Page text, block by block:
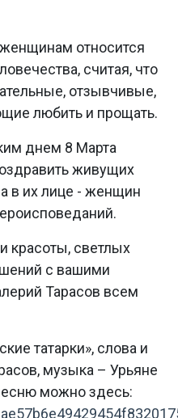
женщинам относится
считая, что
отзывчивые,
любить и прощать.
днем 8 Марта
живущих
в их лице - женщин
красоты, светлых
с вашими
Тарасов всем
татарки», слова и
музыка – Урьяне
можно здесь: